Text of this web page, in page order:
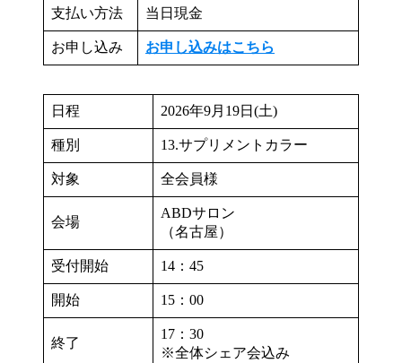
支払い方法 当日現金
お申し込み お申し込みはこちら
日程 2026年9月19日(土)
種別 13.サプリメントカラー
対象 全会員様
会場
ABDサロン
（名古屋）
受付開始 14：45
開始 15：00
終了
17：30
※全体シェア会込み